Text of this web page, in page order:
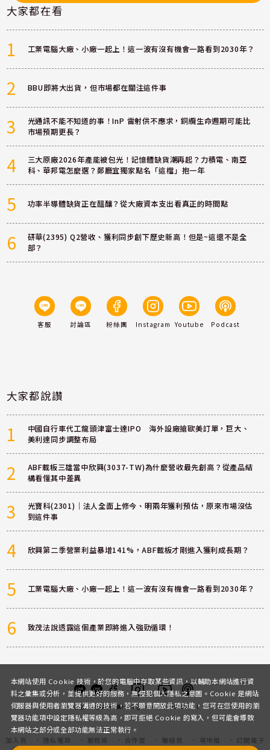
大家都在看
1 工業電腦大廠、小廠一起上！這一波有沒有機會一路看到2030年？
2 BBU即將大出貨，但市場都在關注這件事
3
光通訊不能不知道的事！InP 雷射供不應求，銅纜生命週期可能比
市場預期更長？
4
三大原廠2026年產能被包光！記憶體缺貨潮再起？力積電、南亞
科、華邦電怎麼選？鄭廳宜獨家點名「這檔」抱一年
5 功率半導體缺貨正在醞釀？從大廠資本支出看真正的時間點
6
研華(2395) Q2營收、獲利同步創下歷史新高！但是~這還不是全
部？
客服 討論區 粉絲團 Instagram Youtube Podcast
大家都說讚
1
中國自行車代工龍頭津富士達IPO 海外設廠搶歐美訂單，巨大、
美利達同步調整布局
2
ABF載板三雄當中欣興(3037-TW)為什麼營收最先創高？從產品結
構看懂其中差異
3
光寶科(2301)｜法人全面上修今、明兩年獲利預估，原來市場沒估
到這件事
4 欣興第二季營業利益暴增141%，ABF載板才剛進入獲利成長期？
5 工業電腦大廠、小廠一起上！這一波有沒有機會一路看到2030年？
6 致茂法說透露這個產業即將進入強勁循環！
客服 討論區粉絲團InstagramYoutubePodcast
加入我
隱私權政
服務條
合作提
聯絡我
場地租
訂閱電子
本網站使用 Cookie 技術，於您的電腦中存取某些資訊，以輔助本網站進行資
料之彙集或分析，並提供更好的服務，無侵犯個人隱私之意圖。Cookie 是網站
伺服器與使用者瀏覽器溝通的技術，若不願意開放此項功能，您可在您使用的瀏
覽器功能項中設定隱私權等級為高，即可拒絕 Cookie 的寫入，但可能會導致
本網站之部分或全部功能無法正常執行。